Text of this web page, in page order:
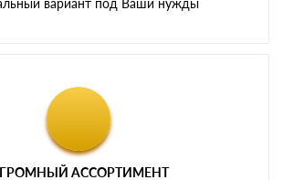
вариант под Ваши нужды
АССОРТИМЕНТ